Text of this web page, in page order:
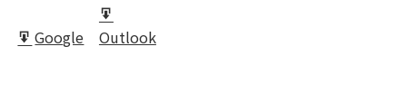
Export
Google
for
Outlook